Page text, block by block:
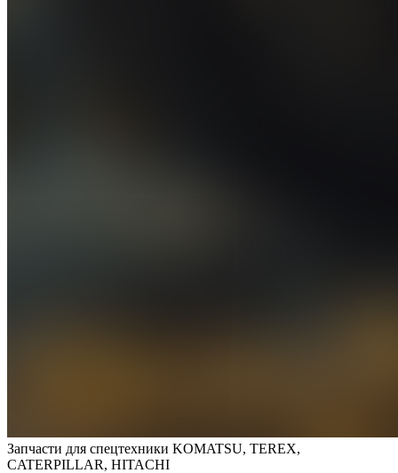
Запчасти для спецтехники KOMATSU, TEREX,
CATERPILLAR, HITACHI